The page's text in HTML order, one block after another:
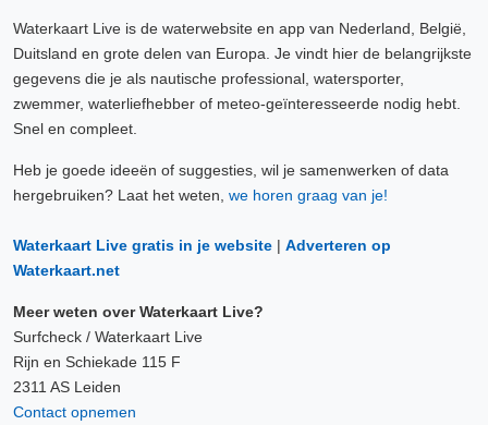
Waterkaart Live is de waterwebsite en app van Nederland, België,
Duitsland en grote delen van Europa. Je vindt hier de belangrijkste
gegevens die je als nautische professional, watersporter,
zwemmer, waterliefhebber of meteo-geïnteresseerde nodig hebt.
Snel en compleet.
Heb je goede ideeën of suggesties, wil je samenwerken of data
hergebruiken? Laat het weten, we horen graag van je!
Waterkaart Live gratis in je website | Adverteren op
Waterkaart.net
Meer weten over Waterkaart Live?
Surfcheck / Waterkaart Live
Rijn en Schiekade 115 F
2311 AS Leiden
Contact opnemen